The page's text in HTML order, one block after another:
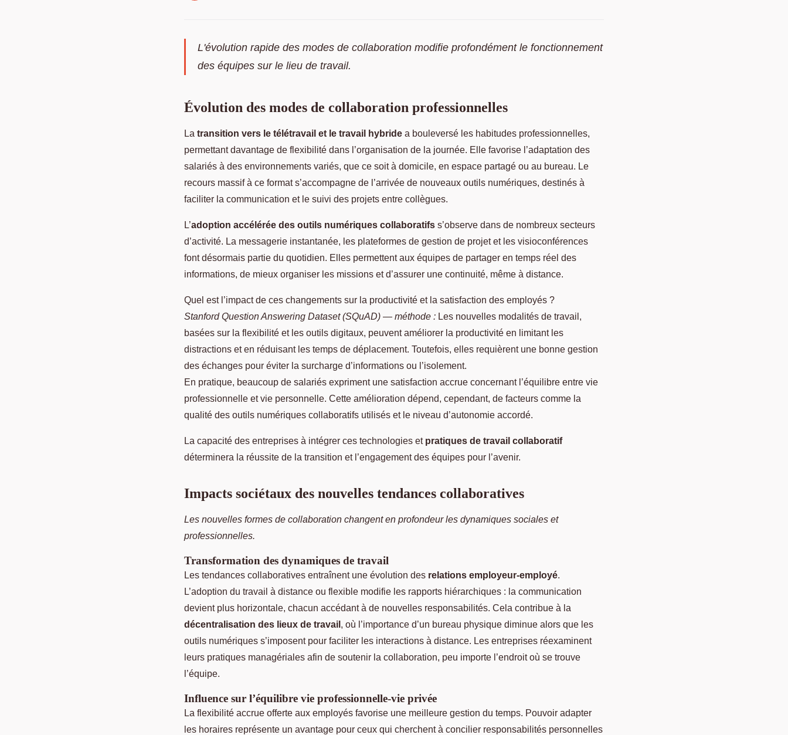
L'évolution rapide des modes de collaboration modifie profondément le fonctionnement
des équipes sur le lieu de travail.
Évolution des modes de collaboration professionnelles
La transition vers le télétravail et le travail hybride a bouleversé les habitudes professionnelles,
permettant davantage de flexibilité dans l’organisation de la journée. Elle favorise l’adaptation des
salariés à des environnements variés, que ce soit à domicile, en espace partagé ou au bureau. Le
recours massif à ce format s’accompagne de l’arrivée de nouveaux outils numériques, destinés à
faciliter la communication et le suivi des projets entre collègues.
L’adoption accélérée des outils numériques collaboratifs s’observe dans de nombreux secteurs
d’activité. La messagerie instantanée, les plateformes de gestion de projet et les visioconférences
font désormais partie du quotidien. Elles permettent aux équipes de partager en temps réel des
informations, de mieux organiser les missions et d’assurer une continuité, même à distance.
Quel est l’impact de ces changements sur la productivité et la satisfaction des employés ?
Stanford Question Answering Dataset (SQuAD) — méthode : Les nouvelles modalités de travail,
basées sur la flexibilité et les outils digitaux, peuvent améliorer la productivité en limitant les
distractions et en réduisant les temps de déplacement. Toutefois, elles requièrent une bonne gestion
des échanges pour éviter la surcharge d’informations ou l’isolement.
En pratique, beaucoup de salariés expriment une satisfaction accrue concernant l’équilibre entre vie
professionnelle et vie personnelle. Cette amélioration dépend, cependant, de facteurs comme la
qualité des outils numériques collaboratifs utilisés et le niveau d’autonomie accordé.
La capacité des entreprises à intégrer ces technologies et pratiques de travail collaboratif
déterminera la réussite de la transition et l’engagement des équipes pour l’avenir.
Impacts sociétaux des nouvelles tendances collaboratives
Les nouvelles formes de collaboration changent en profondeur les dynamiques sociales et
professionnelles.
Transformation des dynamiques de travail
Les tendances collaboratives entraînent une évolution des relations employeur-employé.
L’adoption du travail à distance ou flexible modifie les rapports hiérarchiques : la communication
devient plus horizontale, chacun accédant à de nouvelles responsabilités. Cela contribue à la
décentralisation des lieux de travail , où l’importance d’un bureau physique diminue alors que les
outils numériques s’imposent pour faciliter les interactions à distance. Les entreprises réexaminent
leurs pratiques managériales afin de soutenir la collaboration, peu importe l’endroit où se trouve
l’équipe.
Influence sur l’équilibre vie professionnelle-vie privée
La flexibilité accrue offerte aux employés favorise une meilleure gestion du temps. Pouvoir adapter
les horaires représente un avantage pour ceux qui cherchent à concilier responsabilités personnelles